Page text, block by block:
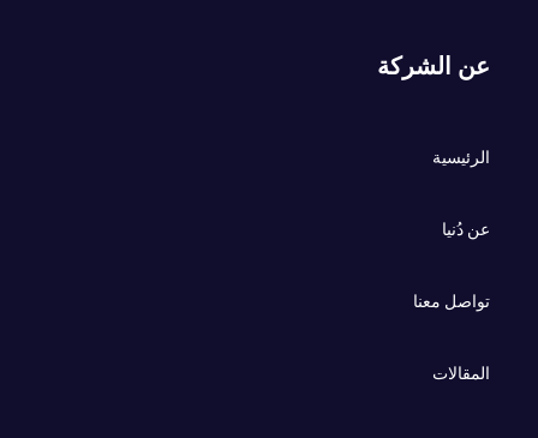
عن الشركة
الرئيسية
عن دُنيا
تواصل معنا
المقالات